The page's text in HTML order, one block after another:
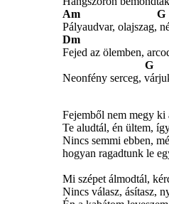
Am G F
Pályaudvar, olajszag,
Dm
Fejed az ölemben,
G F
Neonfény serceg,
Fejemből nem megy ki
Te aludtál, én ültem,
Nincs semmi ebben,
hogyan ragadtunk le
Mi szépet álmodtál,
Nincs válasz, ásítasz,